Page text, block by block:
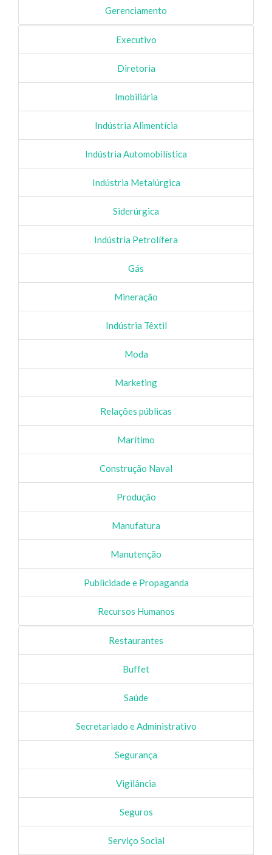
Gerenciamento
Executivo
Diretoria
Imobiliária
Indústria Alimentícia
Indústria Automobilística
Indústria Metalúrgica
Siderúrgica
Indústria Petrolífera
Gás
Mineração
Indústria Têxtil
Moda
Marketing
Relações públicas
Marítimo
Construção Naval
Produção
Manufatura
Manutenção
Publicidade e Propaganda
Recursos Humanos
Restaurantes
Buffet
Saúde
Secretariado e Administrativo
Segurança
Vigilância
Seguros
Serviço Social